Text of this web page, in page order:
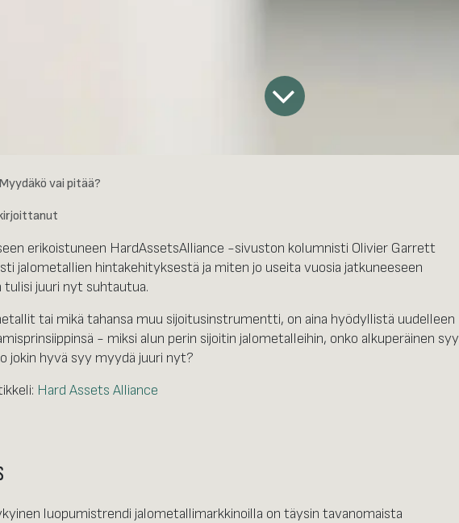
Myydäkö vai pitää?
erikoistuneen HardAssetsAlliance -sivuston kolumnisti Olivier Garrett
jalometallien hintakehityksestä ja miten jo useita vuosia jatkuneeseen
tulisi juuri nyt suhtautua.
tai mikä tahansa muu sijoitusinstrumentti, on aina hyödyllistä uudelleen
- miksi alun perin sijoitin jalometalleihin, onko alkuperäinen syy
jokin hyvä syy myydä juuri nyt?
Hard Assets Alliance
luopumistrendi jalometallimarkkinoilla on täysin tavanomaista